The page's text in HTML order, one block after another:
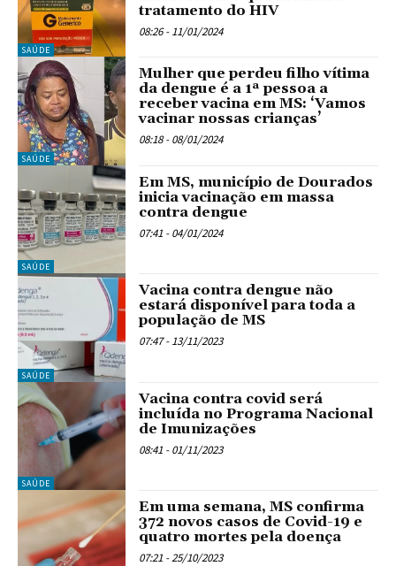
SAÚDE
tratamento do HIV
08:26 - 11/01/2024
SAÚDE
Mulher que perdeu filho vítima
da dengue é a 1ª pessoa a
receber vacina em MS: ‘Vamos
vacinar nossas crianças’
08:18 - 08/01/2024
SAÚDE
Em MS, município de Dourados
inicia vacinação em massa
contra dengue
07:41 - 04/01/2024
SAÚDE
Vacina contra dengue não
estará disponível para toda a
população de MS
07:47 - 13/11/2023
SAÚDE
Vacina contra covid será
incluída no Programa Nacional
de Imunizações
08:41 - 01/11/2023
Em uma semana, MS confirma
372 novos casos de Covid-19 e
quatro mortes pela doença
07:21 - 25/10/2023